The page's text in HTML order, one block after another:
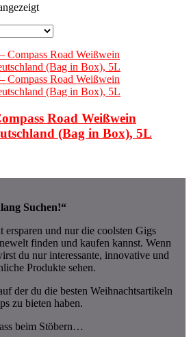
Road Weißwein
(Bag in Box), 5L
Suchen!“
und nur die coolsten Gigs
finden und kaufen kannst. Wenn
du nur interessante, innovative und
Produkte sehen.
der du die besten Weihnachtsartikeln
zu bieten haben.
beim Stöbern…